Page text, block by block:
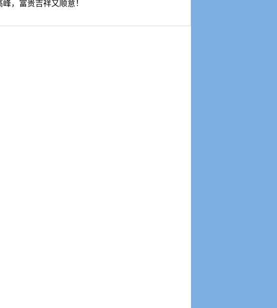
，富贵吉祥又顺意！